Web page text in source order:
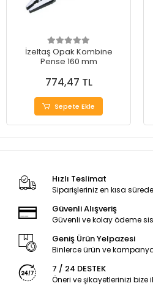
İzeltaş Opak Kombine
Pense 160 mm
774,47 TL
Sepete Ekle
Hızlı Teslimat
Siparişleriniz en kısa
Güvenli Alışveriş
Güvenli ve kolay ödeme
Geniş Ürün Yelpazesi
Binlerce ürün ve
7 / 24 DESTEK
Öneri ve şikayetlerinizi bize